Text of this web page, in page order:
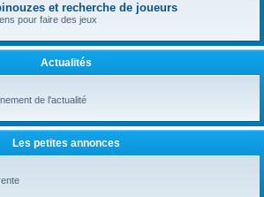
et recherche de joueurs
pour faire des jeux
Actualités
de l'actualité
Les petites annonces